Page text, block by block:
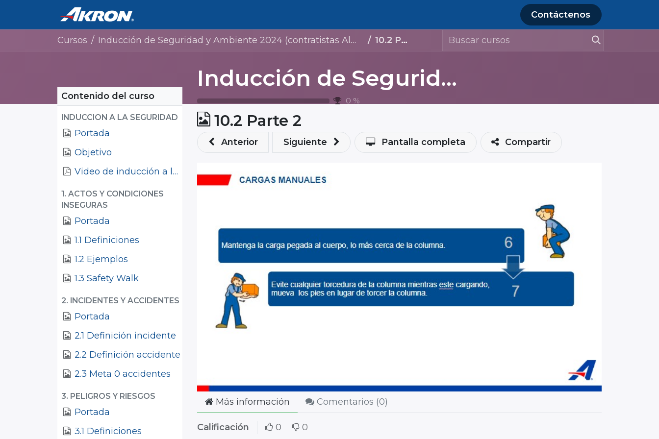
Contáctenos
Cursos Inducción de Seguridad y Ambiente 2024 (contratistas Almacenamiento Lagos de Moreno) 10.2 Parte 2
Inducción de Seguridad y Ambiente 2024 (contratistas Almacenamiento Lagos de Moreno)
0 %
Contenido del curso
INDUCCION A LA SEGURIDAD
Portada
Objetivo
Video de inducción a la empresa
1. ACTOS Y CONDICIONES
INSEGURAS
Portada
1.1 Definiciones
1.2 Ejemplos
1.3 Safety Walk
2. INCIDENTES Y ACCIDENTES
Portada
2.1 Definición incidente
2.2 Definición accidente
2.3 Meta 0 accidentes
3. PELIGROS Y RIESGOS
Portada
3.1 Definiciones
10.2 Parte 2
Anterior Siguiente Pantalla completa Compartir
Más información Comentarios (0)
Calificación 0 0